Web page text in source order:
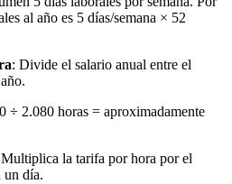
al año es 5 días/semana × 52
: Divide el salario anual entre el
÷ 2.080 horas = aproximadamente
la tarifa por hora por el
un día.